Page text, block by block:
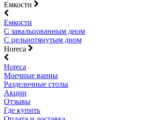
Емкости
Емкости
С завальцованным дном
С цельнотянутым дном
Horeca
Horeca
Моечные ванны
Разделочные столы
Акции
Отзывы
Где купить